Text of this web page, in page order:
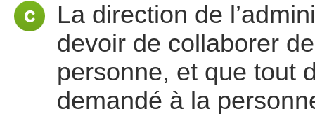
La direction de
devoir de collaborer
personne, et que tout
demandé à la